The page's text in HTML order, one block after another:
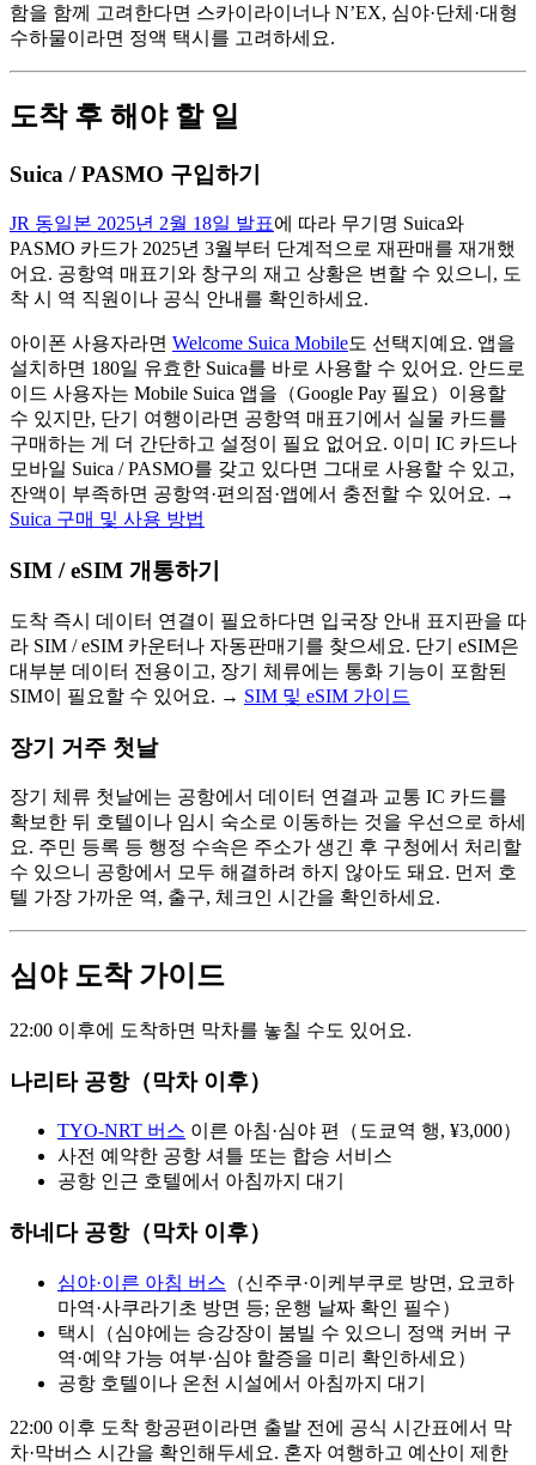
함을 함께 고려한다면 스카이라이너나 N’EX, 심야·단체·대형
수하물이라면 정액 택시를 고려하세요.
도착 후 해야 할 일
Suica / PASMO 구입하기
JR 동일본 2025년 2월 18일 발표에 따라 무기명 Suica와
PASMO 카드가 2025년 3월부터 단계적으로 재판매를 재개했
어요. 공항역 매표기와 창구의 재고 상황은 변할 수 있으니, 도
착 시 역 직원이나 공식 안내를 확인하세요.
아이폰 사용자라면 Welcome Suica Mobile도 선택지예요. 앱을
설치하면 180일 유효한 Suica를 바로 사용할 수 있어요. 안드로
이드 사용자는 Mobile Suica 앱을（Google Pay 필요）이용할
수 있지만, 단기 여행이라면 공항역 매표기에서 실물 카드를
구매하는 게 더 간단하고 설정이 필요 없어요. 이미 IC 카드나
모바일 Suica / PASMO를 갖고 있다면 그대로 사용할 수 있고,
잔액이 부족하면 공항역·편의점·앱에서 충전할 수 있어요. →
Suica 구매 및 사용 방법
SIM / eSIM 개통하기
도착 즉시 데이터 연결이 필요하다면 입국장 안내 표지판을 따
라 SIM / eSIM 카운터나 자동판매기를 찾으세요. 단기 eSIM은
대부분 데이터 전용이고, 장기 체류에는 통화 기능이 포함된
SIM이 필요할 수 있어요. → SIM 및 eSIM 가이드
장기 거주 첫날
장기 체류 첫날에는 공항에서 데이터 연결과 교통 IC 카드를
확보한 뒤 호텔이나 임시 숙소로 이동하는 것을 우선으로 하세
요. 주민 등록 등 행정 수속은 주소가 생긴 후 구청에서 처리할
수 있으니 공항에서 모두 해결하려 하지 않아도 돼요. 먼저 호
텔 가장 가까운 역, 출구, 체크인 시간을 확인하세요.
심야 도착 가이드
22:00 이후에 도착하면 막차를 놓칠 수도 있어요.
나리타 공항（막차 이후）
TYO-NRT 버스 이른 아침·심야 편（도쿄역 행, ¥3,000）
사전 예약한 공항 셔틀 또는 합승 서비스
공항 인근 호텔에서 아침까지 대기
하네다 공항（막차 이후）
심야·이른 아침 버스 （신주쿠·이케부쿠로 방면, 요코하
마역·사쿠라기초 방면 등; 운행 날짜 확인 필수）
택시（심야에는 승강장이 붐빌 수 있으니 정액 커버 구
역·예약 가능 여부·심야 할증을 미리 확인하세요）
공항 호텔이나 온천 시설에서 아침까지 대기
22:00 이후 도착 항공편이라면 출발 전에 공식 시간표에서 막
차·막버스 시간을 확인해두세요. 혼자 여행하고 예산이 제한